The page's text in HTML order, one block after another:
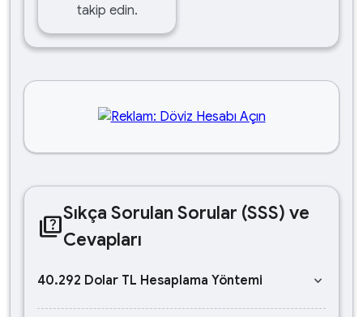
takip edin.
quizSıkça Sorulan Sorular (SSS) ve
Cevapları
40.292 Dolar TL Hesaplama Yöntemi keyboard_arrow_down